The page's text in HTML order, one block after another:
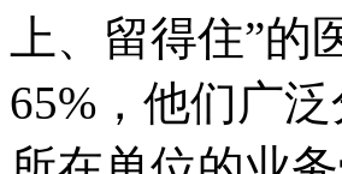
上、留得住”
65%，他们广